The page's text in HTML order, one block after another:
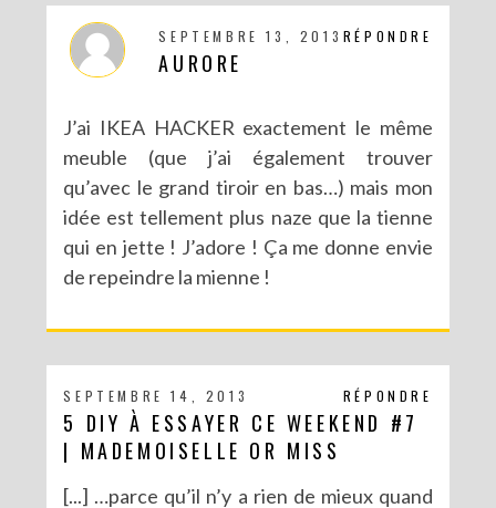
RÉPONDRE
SEPTEMBRE 13, 2013
AURORE
J’ai IKEA HACKER exactement le même
meuble (que j’ai également trouver
qu’avec le grand tiroir en bas…) mais mon
idée est tellement plus naze que la tienne
qui en jette ! J’adore ! Ça me donne envie
de repeindre la mienne !
RÉPONDRE
SEPTEMBRE 14, 2013
5 DIY À ESSAYER CE WEEKEND #7
| MADEMOISELLE OR MISS
[...] …parce qu’il n’y a rien de mieux quand